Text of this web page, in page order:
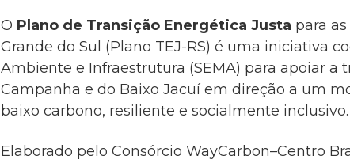
O Plano de Transição Energética Justa para
Grande do Sul (Plano TEJ-RS) é uma iniciativa
Ambiente e Infraestrutura (SEMA) para apoiar a
Campanha e do Baixo Jacuí em direção a um
baixo carbono, resiliente e socialmente inclusivo.
Elaborado pelo Consórcio WayCarbon–Centro